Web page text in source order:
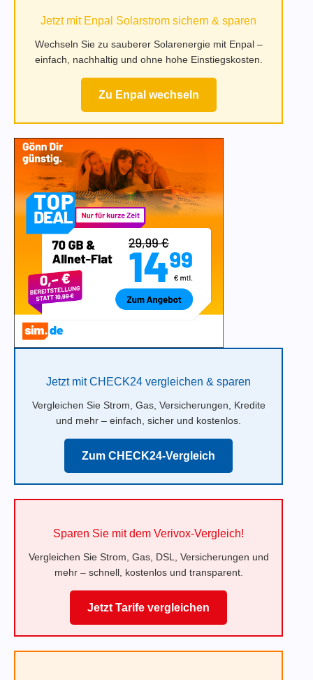
Mufy.de
Jetzt mit Enpal Solarstrom sichern & sparen
Wechseln Sie zu sauberer Solarenergie mit Enpal –
einfach, nachhaltig und ohne hohe Einstiegskosten.
Zu Enpal wechseln
Jetzt mit CHECK24 vergleichen & sparen
Vergleichen Sie Strom, Gas, Versicherungen, Kredite
und mehr – einfach, sicher und kostenlos.
Zum CHECK24-Vergleich
Sparen Sie mit dem Verivox-Vergleich!
Vergleichen Sie Strom, Gas, DSL, Versicherungen und
mehr – schnell, kostenlos und transparent.
Jetzt Tarife vergleichen